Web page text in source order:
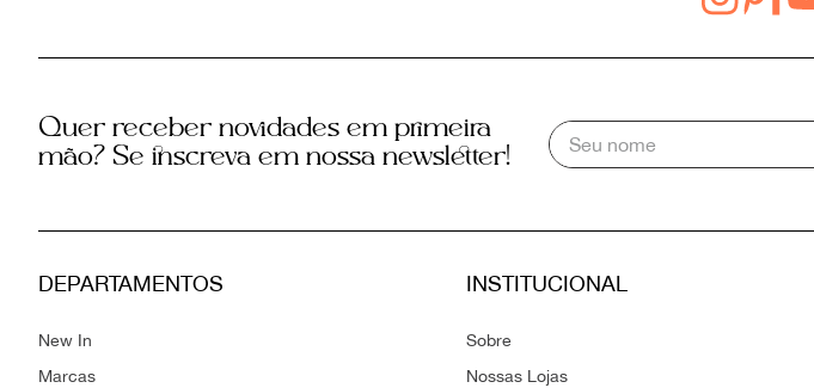
Quer receber novidades em primeira
mão? Se inscreva em nossa newsletter!
DEPARTAMENTOS
New In
Marcas
INSTITUCIONAL
Sobre
Nossas Lojas